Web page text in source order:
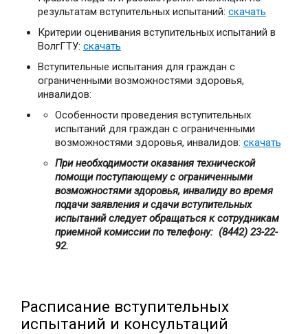
результатам вступительных испытаний: скачать
Критерии оценивания вступительных испытаний в
ВолгГТУ: скачать
Вступительные испытания для граждан с
ограниченными возможностями здоровья,
инвалидов:
Особенности проведения вступительных
испытаний для граждан с ограниченными
возможностями здоровья, инвалидов: скачать
При необходимости оказания технической
помощи поступающему с ограниченными
возможностями здоровья, инвалиду во время
подачи заявления и сдачи вступительных
испытаний следует обращаться к сотрудникам
приемной комиссии по телефону: (8442) 23-22-
92.
Расписание вступительных
испытаний и консультаций